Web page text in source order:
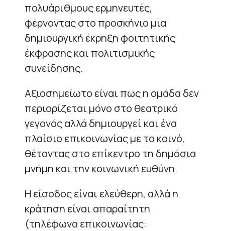
πολυάριθμους ερμηνευτές,
φέρνοντας στο προσκήνιο μια
δημιουργική έκρηξη φοιτητικής
έκφρασης και πολιτισμικής
συνείδησης.
Αξιοσημείωτο είναι πως η ομάδα δεν
περιορίζεται μόνο στο θεατρικό
γεγονός αλλά δημιουργεί και ένα
πλαίσιο επικοινωνίας με το κοινό,
θέτοντας στο επίκεντρο τη δημόσια
μνήμη και την κοινωνική ευθύνη.
Η είσοδος είναι ελεύθερη, αλλά η
κράτηση είναι απαραίτητη
(τηλέφωνα επικοινωνίας: